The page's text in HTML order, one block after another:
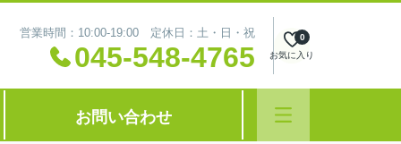
営業時間：10:00-19:00 定休日：土・日・祝
045-548-4765 お気に入り
0
お問い合わせ